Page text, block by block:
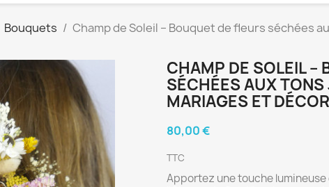
Bouquets Champ de Soleil – Bouquet de fleurs séchées
CHAMP DE SOLEIL –
SÉCHÉES AUX
MARIAGES ET
80,00 €
TTC
Apportez une touche